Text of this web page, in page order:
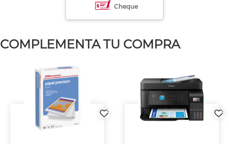
Cheque
COMPLEMENTA TU COMPRA